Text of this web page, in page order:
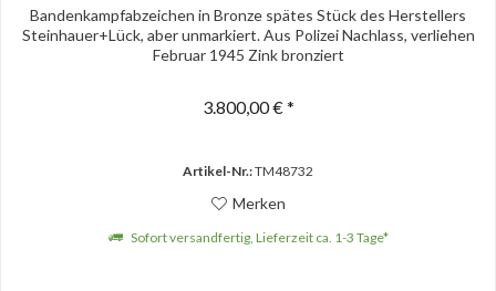
Bandenkampfabzeichen in Bronze spätes Stück des Herstellers
Steinhauer+Lück, aber unmarkiert. Aus Polizei Nachlass, verliehen
Februar 1945 Zink bronziert
3.800,00 € *
Artikel-Nr.:TM48732
Merken
Sofort versandfertig, Lieferzeit ca. 1-3 Tage*